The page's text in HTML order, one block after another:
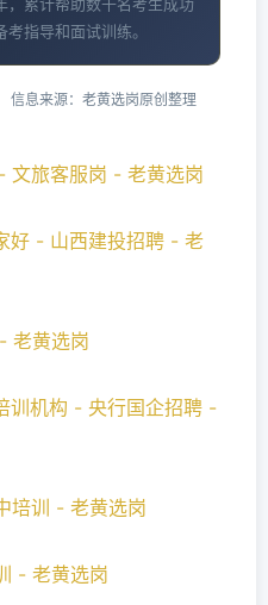
指导和面试训练。
信息来源：老黄选岗原创整理
文旅客服岗 - 老黄选岗
好 - 山西建投招聘 - 老
老黄选岗
训机构 - 央行国企招聘 -
培训 - 老黄选岗
- 老黄选岗